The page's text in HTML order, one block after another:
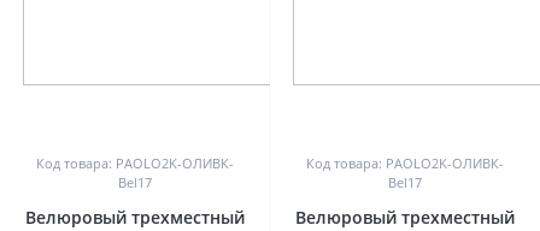
Код товара: PAOLO2K-ОЛИВК-
Bel17
Велюровый трехместный
Код товара: PAOLO2K-ОЛИВК-
Bel17
Велюровый трехместный